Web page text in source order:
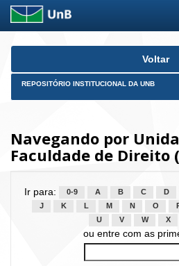
Skip
Voltar
REPOSITÓRIO INSTITUCIONAL DA UNB
Navegando por
Faculdade de Direito
Ir para: 0-9 A B C D
J
K L M N O
U
V W X
ou entre com as